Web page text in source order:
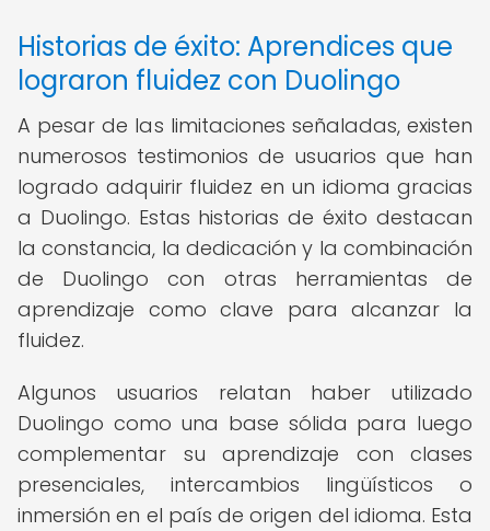
Historias de éxito: Aprendices que
lograron fluidez con Duolingo
A pesar de las limitaciones señaladas, existen
numerosos testimonios de usuarios que han
logrado adquirir fluidez en un idioma gracias
a Duolingo. Estas historias de éxito destacan
la constancia, la dedicación y la combinación
de Duolingo con otras herramientas de
aprendizaje como clave para alcanzar la
fluidez.
Algunos usuarios relatan haber utilizado
Duolingo como una base sólida para luego
complementar su aprendizaje con clases
presenciales, intercambios lingüísticos o
inmersión en el país de origen del idioma. Esta